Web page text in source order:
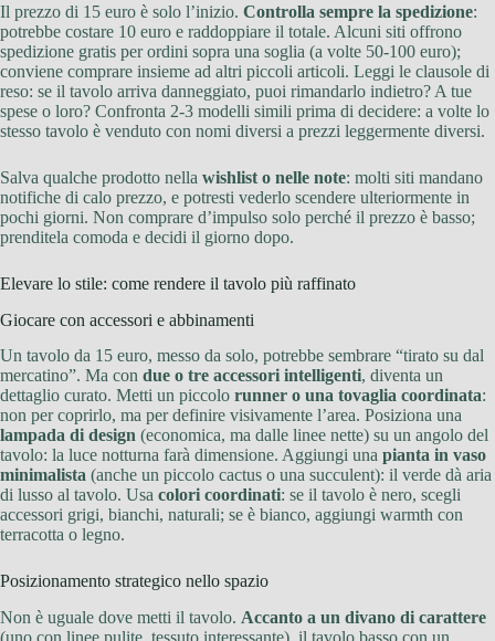
Il prezzo di 15 euro è solo l’inizio. Controlla sempre la spedizione:
potrebbe costare 10 euro e raddoppiare il totale. Alcuni siti offrono
spedizione gratis per ordini sopra una soglia (a volte 50-100 euro);
conviene comprare insieme ad altri piccoli articoli. Leggi le clausole di
reso: se il tavolo arriva danneggiato, puoi rimandarlo indietro? A tue
spese o loro? Confronta 2-3 modelli simili prima di decidere: a volte lo
stesso tavolo è venduto con nomi diversi a prezzi leggermente diversi.
Salva qualche prodotto nella wishlist o nelle note: molti siti mandano
notifiche di calo prezzo, e potresti vederlo scendere ulteriormente in
pochi giorni. Non comprare d’impulso solo perché il prezzo è basso;
prenditela comoda e decidi il giorno dopo.
Elevare lo stile: come rendere il tavolo più raffinato
Giocare con accessori e abbinamenti
Un tavolo da 15 euro, messo da solo, potrebbe sembrare “tirato su dal
mercatino”. Ma con due o tre accessori intelligenti, diventa un
dettaglio curato. Metti un piccolo runner o una tovaglia coordinata:
non per coprirlo, ma per definire visivamente l’area. Posiziona una
lampada di design (economica, ma dalle linee nette) su un angolo del
tavolo: la luce notturna farà dimensione. Aggiungi una pianta in vaso
minimalista (anche un piccolo cactus o una succulent): il verde dà aria
di lusso al tavolo. Usa colori coordinati: se il tavolo è nero, scegli
accessori grigi, bianchi, naturali; se è bianco, aggiungi warmth con
terracotta o legno.
Posizionamento strategico nello spazio
Non è uguale dove metti il tavolo. Accanto a un divano di carattere